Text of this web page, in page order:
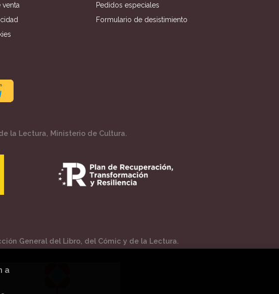
Pedidos especiales
Formulario de desistimiento
la Lectura, Ministerio de Cultura.
General del Libro, del Cómic y de la Lectura.
a